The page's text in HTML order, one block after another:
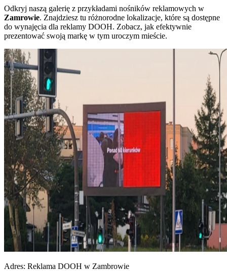
Odkryj naszą galerię z przykładami nośników reklamowych w
Zamrowie. Znajdziesz tu różnorodne lokalizacje, które są dostępne
do wynajęcia dla reklamy DOOH. Zobacz, jak efektywnie
prezentować swoją markę w tym uroczym mieście.
Adres: Reklama DOOH w Zambrowie